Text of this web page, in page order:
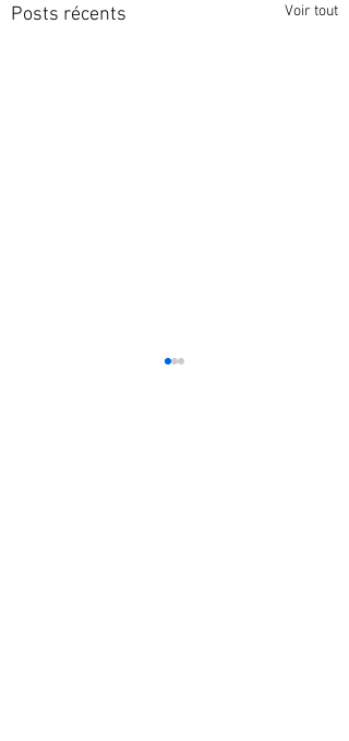
Posts récents Voir tout